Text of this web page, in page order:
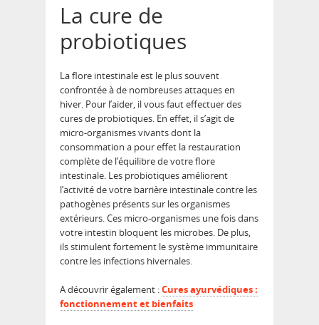
La cure de
probiotiques
La flore intestinale est le plus souvent
confrontée à de nombreuses attaques en
hiver. Pour l’aider, il vous faut effectuer des
cures de probiotiques. En effet, il s’agit de
micro-organismes vivants dont la
consommation a pour effet la restauration
complète de l’équilibre de votre flore
intestinale. Les probiotiques améliorent
l’activité de votre barrière intestinale contre les
pathogènes présents sur les organismes
extérieurs. Ces micro-organismes une fois dans
votre intestin bloquent les microbes. De plus,
ils stimulent fortement le système immunitaire
contre les infections hivernales.
A découvrir également :Cures ayurvédiques :
fonctionnement et bienfaits